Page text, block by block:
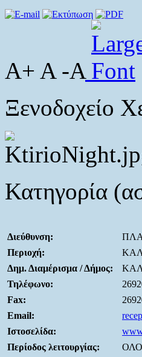
A+ A -A
Ξενοδοχείο
Κατηγορία
Διεύθυνση:
Περιοχή:
Δημ. Διαμέρισμα / Δήμος:
Τηλέφωνο:
Fax:
Email:
Ιστοσελίδα:
Περίοδος λειτουργίας: